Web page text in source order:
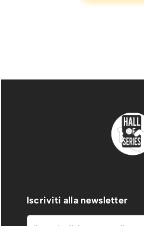
Iscriviti alla newsletter